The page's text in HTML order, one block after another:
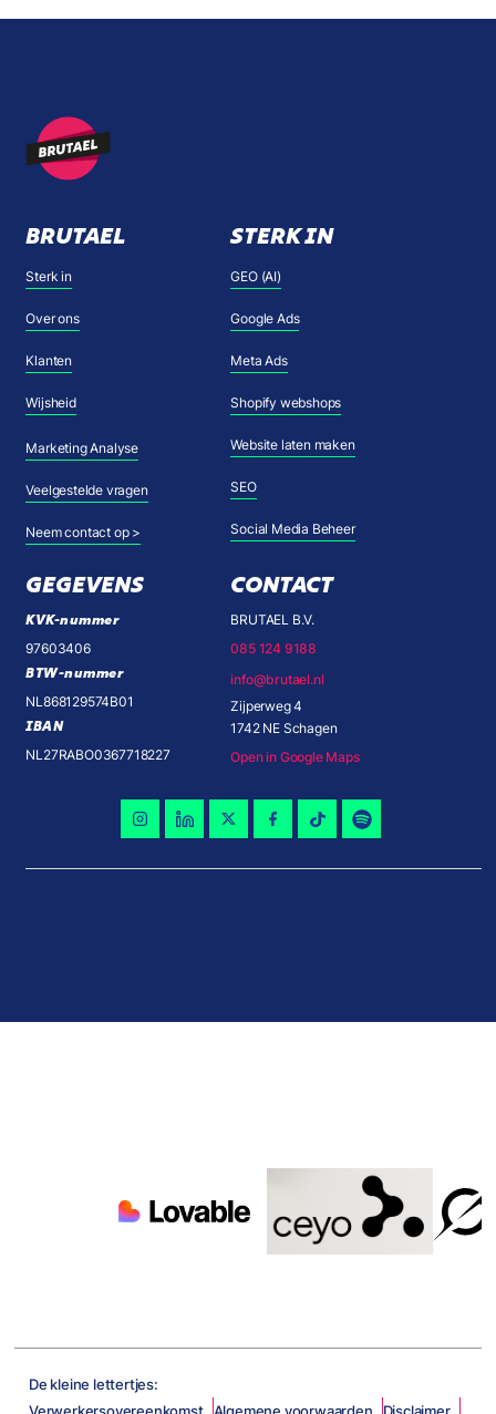
BRUTAEL
Sterk in
Over ons
Klanten
Wijsheid
Marketing Analyse
Veelgestelde vragen
Neem contact op >
STERK IN
GEO (AI)
Google Ads
Meta Ads
Shopify webshops
Website laten maken
SEO
Social Media Beheer
GEGEVENS
KVK-nummer
97603406
BTW-nummer
NL868129574B01
IBAN
NL27RABO0367718227
CONTACT
BRUTAEL B.V.
085 124 9188
info@brutael.nl
Zijperweg 4
1742 NE Schagen
Open in Google Maps
De kleine lettertjes:
Verwerkersovereenkomst
Algemene voorwaarden Disclaimer